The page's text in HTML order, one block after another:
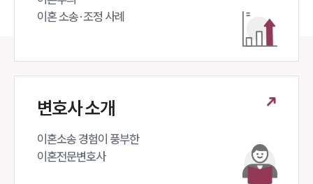
대륜법률상담예약
이혼 소송·조정 사례
변호사 소개
이혼소송 경험이 풍부한
이혼전문변호사